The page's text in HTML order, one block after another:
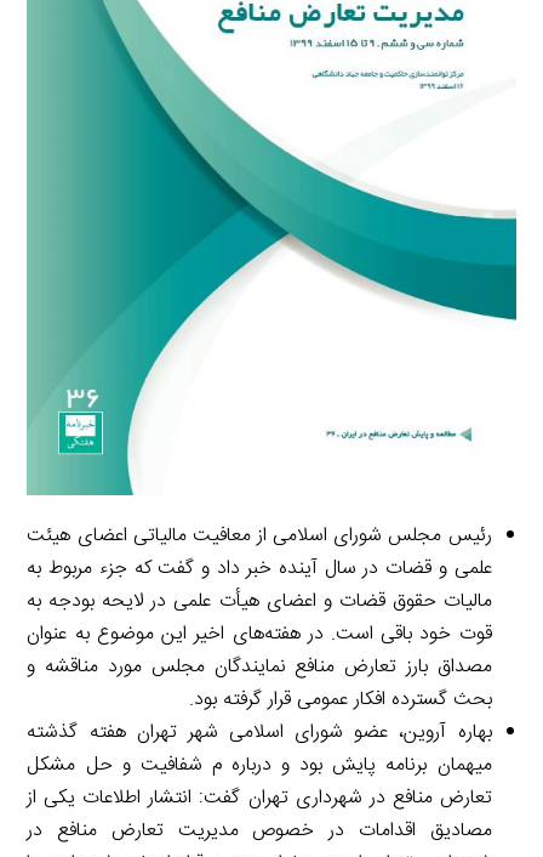
رئیس مجلس شورای اسلامی از معافیت مالیاتی اعضای هیئت
علمی و قضات در سال آینده خبر داد و گفت که جزء مربوط به
مالیات حقوق قضات و اعضای هیأت علمی در لایحه بودجه به
قوت خود باقی است. در هفته‌های اخیر این موضوع به عنوان
مصداق بارز تعارض منافع نمایندگان مجلس مورد مناقشه و
بحث گسترده افکار عمومی قرار گرفته بود.
بهاره آروین، عضو شورای اسلامی شهر تهران هفته گذشته
میهمان برنامه پایش بود و درباره م شفافیت و حل مشکل
تعارض منافع در شهرداری تهران گفت: انتشار اطلاعات یکی از
مصادیق اقدامات در خصوص مدیریت تعارض منافع در